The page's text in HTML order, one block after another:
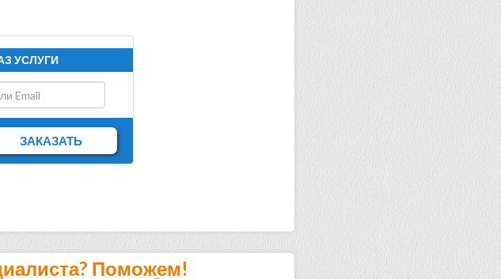
УСЛУГИ
ЗАКАЗАТЬ
Поможем!